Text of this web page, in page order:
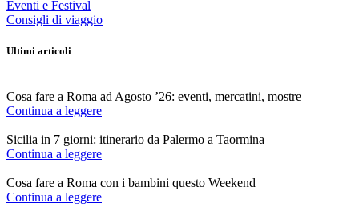
Eventi e Festival
Consigli di viaggio
Ultimi articoli
Cosa fare a Roma ad Agosto ’26: eventi, mercatini, mostre
Continua a leggere
Sicilia in 7 giorni: itinerario da Palermo a Taormina
Continua a leggere
Cosa fare a Roma con i bambini questo Weekend
Continua a leggere